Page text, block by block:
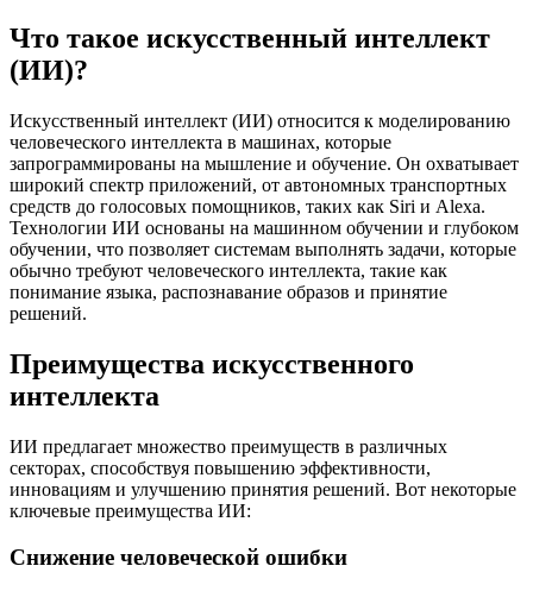
Что такое искусственный интеллект
(ИИ)?
Искусственный интеллект (ИИ) относится к моделированию
человеческого интеллекта в машинах, которые
запрограммированы на мышление и обучение. Он охватывает
широкий спектр приложений, от автономных транспортных
средств до голосовых помощников, таких как Siri и Alexa.
Технологии ИИ основаны на машинном обучении и глубоком
обучении, что позволяет системам выполнять задачи, которые
обычно требуют человеческого интеллекта, такие как
понимание языка, распознавание образов и принятие
решений.
Преимущества искусственного
интеллекта
ИИ предлагает множество преимуществ в различных
секторах, способствуя повышению эффективности,
инновациям и улучшению принятия решений. Вот некоторые
ключевые преимущества ИИ:
Снижение человеческой ошибки